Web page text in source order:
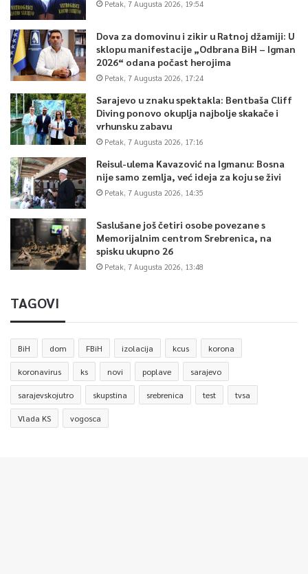
Petak, 7 Augusta 2026, 19:54
Dova za domovinu i zikir u Ratnoj džamiji: U
sklopu manifestacije „Odbrana BiH – Igman
2026“ odana počast herojima
Petak, 7 Augusta 2026, 17:24
Sarajevo u znaku spektakla: Bentbaša Cliff
Diving ponovo okuplja najbolje skakače i
vrhunsku zabavu
Petak, 7 Augusta 2026, 17:16
Reisul-ulema Kavazović na Igmanu: Bosna
nije samo zemlja, već ideja za koju se živi
Petak, 7 Augusta 2026, 14:35
Saslušane još četiri osobe povezane s
Memorijalnim centrom Srebrenica, na
spisku ukupno 26
Petak, 7 Augusta 2026, 13:48
TAGOVI
BiH dom FBiH izolacija kcus korona
koronavirus ks novi poplave sarajevo
sarajevskojutro skupstina srebrenica test tvsa
Vlada KS vogosca